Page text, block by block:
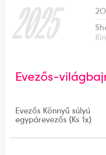
2025
Evezős-
Evezős Könnyű súlyú
egypárevezős (Ks 1x)